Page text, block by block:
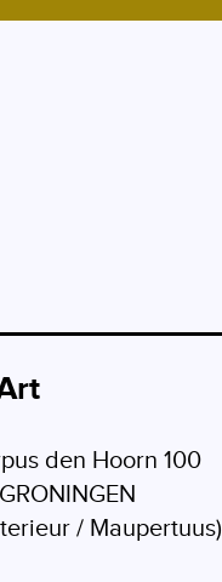
den Hoorn 100
/ Maupertuus)